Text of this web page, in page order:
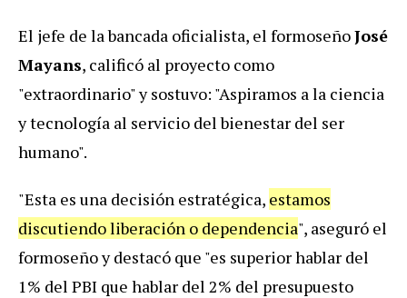
El jefe de la bancada oficialista, el formoseñoJosé
Mayans, calificó al proyecto como
"extraordinario" y sostuvo: "Aspiramos a la ciencia
y tecnología al servicio del bienestar del ser
humano".
"Esta es una decisión estratégica, estamos
discutiendo liberación o dependencia", aseguró el
formoseño y destacó que "es superior hablar del
1% del PBI que hablar del 2% del presupuesto